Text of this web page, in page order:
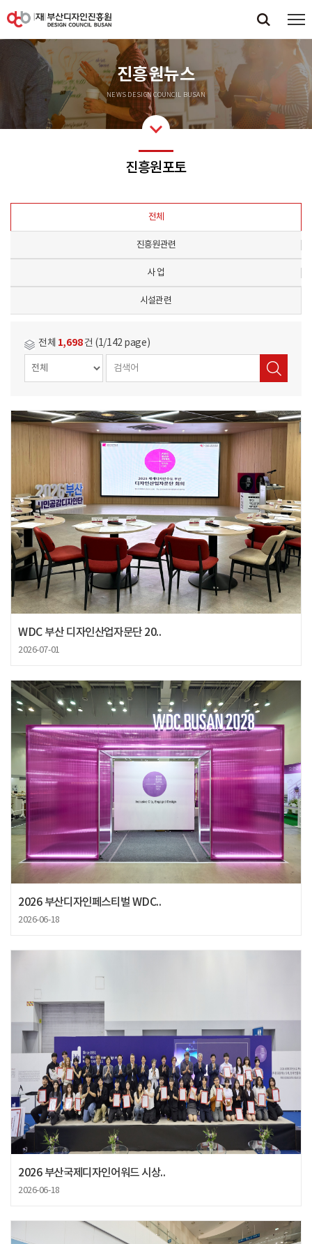
진흥원뉴스
NEWS DESIGN COUNCIL BUSAN
진흥원포토
전체
진흥원관련
사 업
시설관련
전체 1,698건 (1/142 page)
WDC 부산 디자인산업자문단 20..
2026-07-01
2026 부산디자인페스티벌 WDC..
2026-06-18
2026 부산국제디자인어워드 시상..
2026-06-18